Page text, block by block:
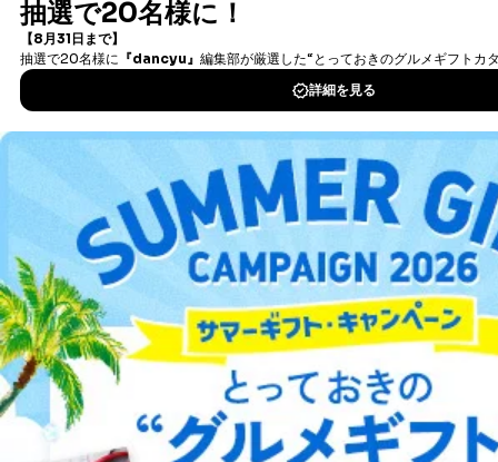
書籍）が無料で読み放題！
DOWNLOAD FOR IOS
DOWNLOAD FOR ANDROID
ご利用方法はこちら
総合案内
アフィリエイト 採用情報
プレスリリース お問い合わせ